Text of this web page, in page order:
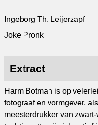
Ingeborg Th. Leijerzapf
Joke Pronk
Extract
Harm Botman is op
fotograaf en vormgever,
meesterdrukker van